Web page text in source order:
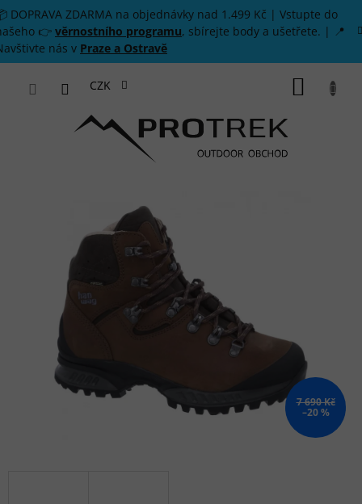
Přejít na obsah
DOPRAVA ZDARMA na objednávky nad 1.499 Kč | Vstupte do
👉 věrnostního programu, sbírejte body a ušetřete. | 📍
nás v Praze a Ostravě
CZK
7 690 Kč
–20 %